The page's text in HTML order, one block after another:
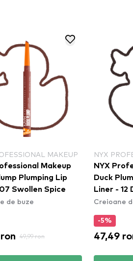
NYX PROFESSIONAL MAKEUP
NYX Professional Makeup
Duck Plump Plumping Lip
Liner - 12 Double Dose
Creioane de buze
47,49 ron